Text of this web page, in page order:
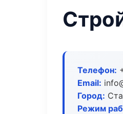
Телефон:
Email:
Город:
Режим